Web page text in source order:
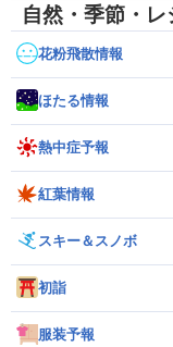
自然・季節・レ
花粉飛散情報
ほたる情報
熱中症予報
紅葉情報
スキー＆スノボ
初詣
服装予報